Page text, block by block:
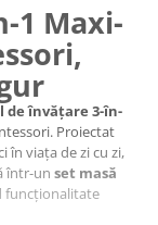
1 Maxi-
învățare 3-în-
Proiectat
în viața de zi cu zi,
într-un set masă
funcționalitate